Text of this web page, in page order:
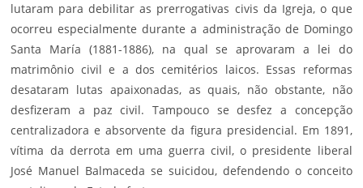
lutaram para debilitar as prerrogativas civis da Igreja, o que
ocorreu especialmente durante a administração de Domingo
Santa María (1881-1886), na qual se aprovaram a lei do
matrimônio civil e a dos cemitérios laicos. Essas reformas
desataram lutas apaixonadas, as quais, não obstante, não
desfizeram a paz civil. Tampouco se desfez a concepção
centralizadora e absorvente da figura presidencial. Em 1891,
vítima da derrota em uma guerra civil, o presidente liberal
José Manuel Balmaceda se suicidou, defendendo o conceito